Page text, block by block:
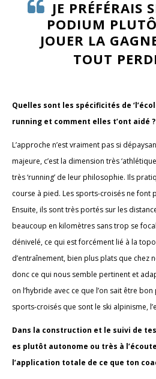
JE PRÉFÉRAIS
PODIUM
JOUER LA
TOUT
Quelles sont les spécificités de
running et comment elles t’ont aidé ?
L’approche n’est vraiment pas si
majeure, c’est la dimension très
très ‘running’ de leur philosophie. Ils
course à pied. Les sports-croisés ne font
Ensuite, ils sont très portés sur les
beaucoup en kilomètres sans trop se
dénivelé, ce qui est forcément lié à la
d’entraînement, bien plus plats que chez
donc ce qui nous semble pertinent et
on l’hybride avec ce que l’on sait être
sports-croisés que sont le ski alpinisme,
Dans la construction et le suivi de
es plutôt autonome ou très à
l’application totale de ce que ton